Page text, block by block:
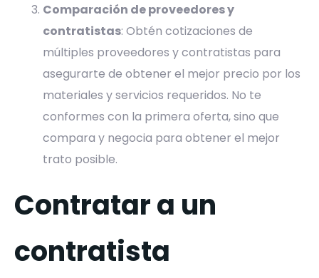
Comparación de proveedores y
contratistas: Obtén cotizaciones de
múltiples proveedores y contratistas para
asegurarte de obtener el mejor precio por los
materiales y servicios requeridos. No te
conformes con la primera oferta, sino que
compara y negocia para obtener el mejor
trato posible.
Contratar a un
contratista